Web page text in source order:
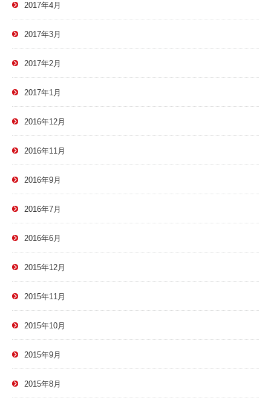
2017年4月
2017年3月
2017年2月
2017年1月
2016年12月
2016年11月
2016年9月
2016年7月
2016年6月
2015年12月
2015年11月
2015年10月
2015年9月
2015年8月